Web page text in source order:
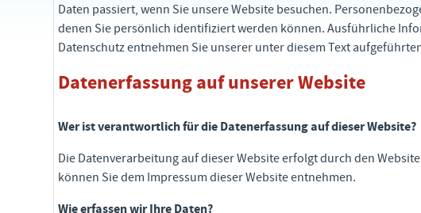
Daten passiert, wenn Sie unsere Website besuchen.
denen Sie persönlich identifiziert werden können. Ausführliche
Datenschutz entnehmen Sie unserer unter diesem Text
Datenerfassung auf unserer Website
Wer ist verantwortlich für die Datenerfassung auf dieser Website?
Die Datenverarbeitung auf dieser Website erfolgt durch den
können Sie dem Impressum dieser Website entnehmen.
Wie erfassen wir Ihre Daten?